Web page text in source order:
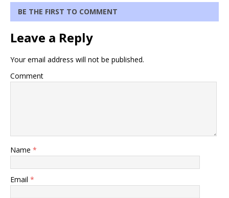
BE THE FIRST TO COMMENT
Leave a Reply
Your email address will not be published.
Comment
Name *
Email *